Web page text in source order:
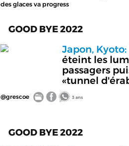
des glaces va progress
GOOD BYE 2022
Japon, Kyoto:
éteint les
passagers
«tunnel
@grescoe 3 ans
GOOD BYE 2022